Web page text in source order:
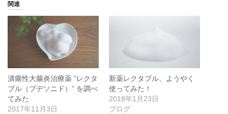
関連
潰瘍性大腸炎治療薬 ”レクタ
ブル（ブデソニド）” を調べ
てみた
2017年11月3日
新薬レクタブル、ようやく
使ってみた！
2018年1月23日
ブログ